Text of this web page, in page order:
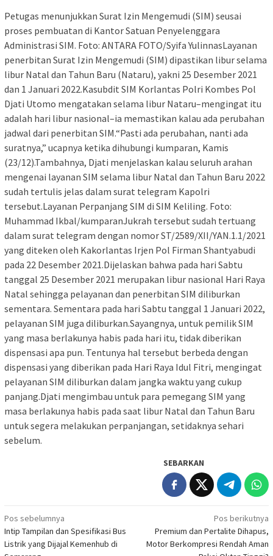
Petugas menunjukkan Surat Izin Mengemudi (SIM) seusai
proses pembuatan di Kantor Satuan Penyelenggara
Administrasi SIM. Foto: ANTARA FOTO/Syifa YulinnasLayanan
penerbitan Surat Izin Mengemudi (SIM) dipastikan libur selama
libur Natal dan Tahun Baru (Nataru), yakni 25 Desember 2021
dan 1 Januari 2022.Kasubdit SIM Korlantas Polri Kombes Pol
Djati Utomo mengatakan selama libur Nataru–mengingat itu
adalah hari libur nasional–ia memastikan kalau ada perubahan
jadwal dari penerbitan SIM.“Pasti ada perubahan, nanti ada
suratnya,” ucapnya ketika dihubungi kumparan, Kamis
(23/12).Tambahnya, Djati menjelaskan kalau seluruh arahan
mengenai layanan SIM selama libur Natal dan Tahun Baru 2022
sudah tertulis jelas dalam surat telegram Kapolri
tersebut.Layanan Perpanjang SIM di SIM Keliling. Foto:
Muhammad Ikbal/kumparanJukrah tersebut sudah tertuang
dalam surat telegram dengan nomor ST/2589/XII/YAN.1.1/2021
yang diteken oleh Kakorlantas Irjen Pol Firman Shantyabudi
pada 22 Desember 2021.Dijelaskan bahwa pada hari Sabtu
tanggal 25 Desember 2021 merupakan libur nasional Hari Raya
Natal sehingga pelayanan dan penerbitan SIM diliburkan
sementara. Sementara pada hari Sabtu tanggal 1 Januari 2022,
pelayanan SIM juga diliburkan.Sayangnya, untuk pemilik SIM
yang masa berlakunya habis pada hari itu, tidak diberikan
dispensasi apa pun. Tentunya hal tersebut berbeda dengan
dispensasi yang diberikan pada Hari Raya Idul Fitri, mengingat
pelayanan SIM diliburkan dalam jangka waktu yang cukup
panjang.Djati mengimbau untuk para pemegang SIM yang
masa berlakunya habis pada saat libur Natal dan Tahun Baru
untuk segera melakukan perpanjangan, setidaknya sehari
sebelum.
SEBARKAN
Navigasi
pos
Pos sebelumnya
Intip Tampilan dan Spesifikasi Bus
Listrik yang Dijajal Kemenhub di
Pos berikutnya
Premium dan Pertalite Dihapus,
Motor Berkompresi Rendah Aman